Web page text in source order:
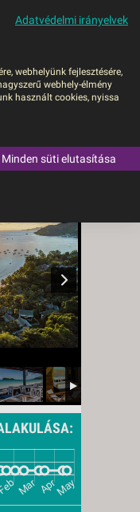
MENÜ
/
Repülő
Adatvédelmi irányelvek
webhelyünk fejlesztésére,
webhely-élmény
használt cookies, nyissa
Minden süti elutasítása